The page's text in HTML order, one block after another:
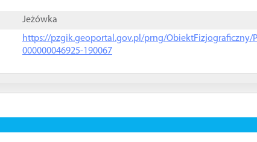
Jeżówka
https://pzgik.geoportal.gov.pl/prng/ObiektFizjograficzny/
000000046925-190067